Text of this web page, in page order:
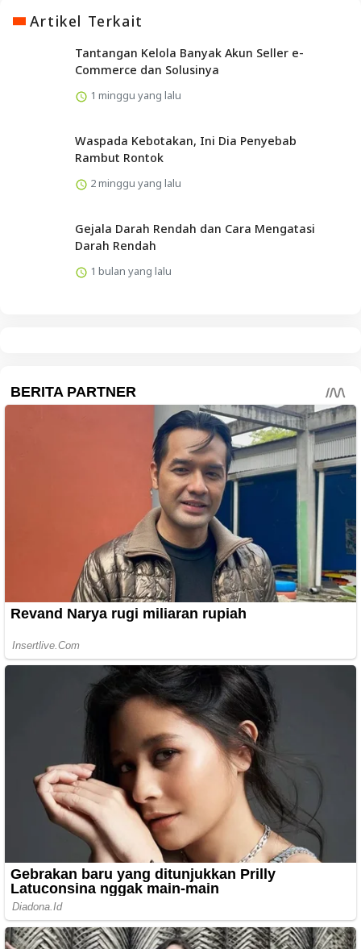
Artikel Terkait
Tantangan Kelola Banyak Akun Seller e-
Commerce dan Solusinya
1 minggu yang lalu
Waspada Kebotakan, Ini Dia Penyebab
Rambut Rontok
2 minggu yang lalu
Gejala Darah Rendah dan Cara Mengatasi
Darah Rendah
1 bulan yang lalu